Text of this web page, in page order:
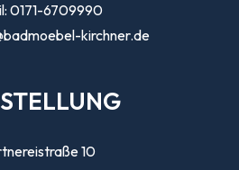
0171-6709990
kirchner.de
10